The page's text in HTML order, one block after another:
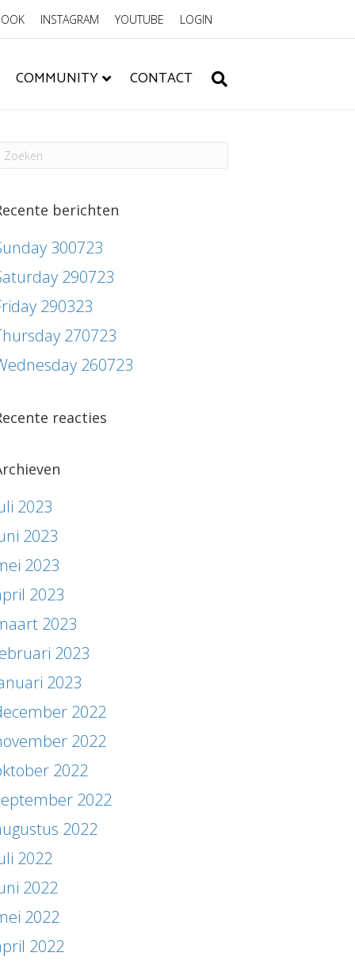
INSTAGRAM YOUTUBE LOGIN
COMMUNITY CONTACT
berichten
300723
290723
290323
270723
260723
reacties
2023
2023
2023
2023
2023
2023
2023
2022
2022
2022
2022
2022
2022
2022
2022
2022